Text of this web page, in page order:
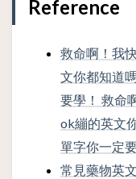
Reference
救命啊！我
文你都知道
要學！ 救命
ok繃的英文
單字你一定
常見藥物英